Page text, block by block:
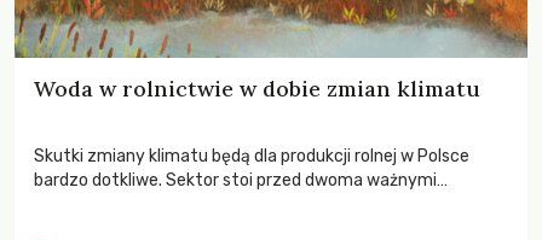
Woda w rolnictwie w dobie zmian klimatu
Skutki zmiany klimatu będą dla produkcji rolnej w Polsce
bardzo dotkliwe. Sektor stoi przed dwoma ważnymi